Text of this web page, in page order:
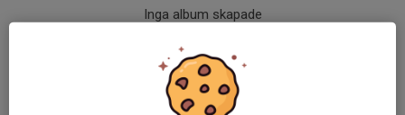
Inga album skapade